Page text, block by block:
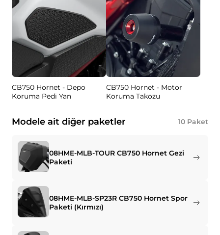
CB750 Hornet - Depo
Koruma Pedi Yan
CB750 Hornet - Motor
Koruma Takozu
Modele ait diğer paketler 10 Paket
08HME-MLB-TOUR CB750 Hornet Gezi
Paketi
08HME-MLB-SP23R CB750 Hornet Spor
Paketi (Kırmızı)